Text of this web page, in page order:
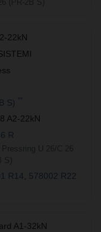
22kN
S)
A2-22kN
R
R14
578002 R22
A1-32kN